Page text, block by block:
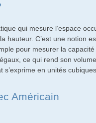
qui mesure l’espace
hauteur. C’est une notion
pour mesurer la
ce qui rend son
en unités
Américain